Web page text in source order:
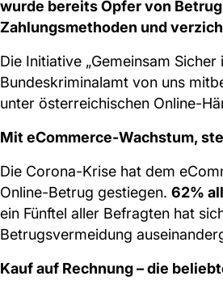
wurde bereits Opfer von
Zahlungsmethoden und
Die Initiative „Gemeinsam
Bundeskriminalamt von uns
unter österreichischen Online-
Mit eCommerce-Wachstum,
Die Corona-Krise hat dem
Online-Betrug gestiegen. 62%
ein Fünftel aller Befragten hat
Betrugsvermeidung
Kauf auf Rechnung – die